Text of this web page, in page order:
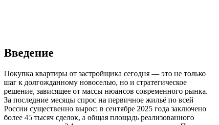
Введение
Покупка квартиры от застройщика сегодня — это не только
шаг к долгожданному новоселью, но и стратегическое
решение, зависящее от массы нюансов современного рынка.
За последние месяцы спрос на первичное жильё по всей
России существенно вырос: в сентябре 2025 года заключено
более 45 тысяч сделок, а общая площадь реализованного